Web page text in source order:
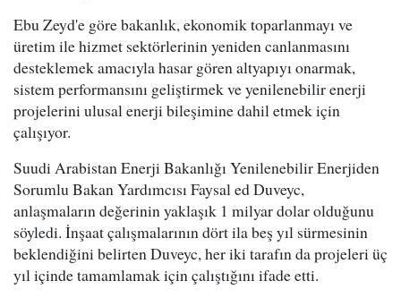
Ebu Zeyd'e göre bakanlık, ekonomik toparlanmayı ve
üretim ile hizmet sektörlerinin yeniden canlanmasını
desteklemek amacıyla hasar gören altyapıyı onarmak,
sistem performansını geliştirmek ve yenilenebilir enerji
projelerini ulusal enerji bileşimine dahil etmek için
çalışıyor.
Suudi Arabistan Enerji Bakanlığı Yenilenebilir Enerjiden
Sorumlu Bakan Yardımcısı Faysal ed Duveyc,
anlaşmaların değerinin yaklaşık 1 milyar dolar olduğunu
söyledi. İnşaat çalışmalarının dört ila beş yıl sürmesinin
beklendiğini belirten Duveyc, her iki tarafın da projeleri üç
yıl içinde tamamlamak için çalıştığını ifade etti.